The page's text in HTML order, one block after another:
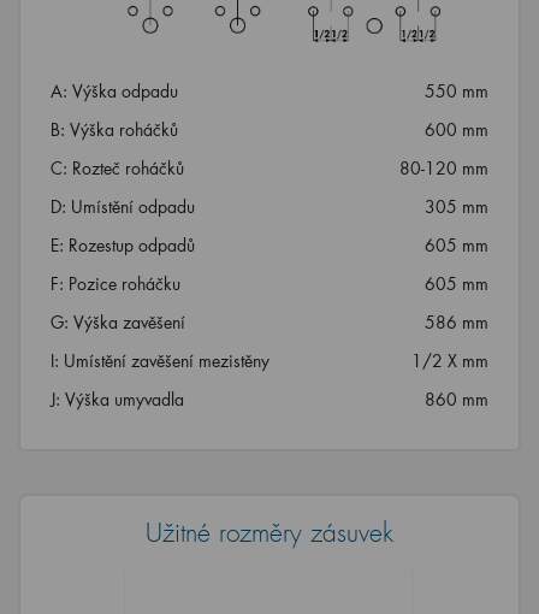
A: Výška odpadu
550 mm
B: Výška roháčků
600 mm
C: Rozteč roháčků
80-120 mm
D: Umístění odpadu
305 mm
E: Rozestup odpadů
605 mm
F: Pozice roháčku
605 mm
G: Výška zavěšení
586 mm
I: Umístění zavěšení mezistěny
1/2 X mm
J: Výška umyvadla
860 mm
Užitné rozměry zásuvek